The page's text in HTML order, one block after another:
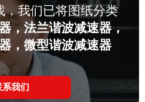
，我们已将图纸分类
， 法兰谐波减速器，
， 微型谐波减速器
系我们